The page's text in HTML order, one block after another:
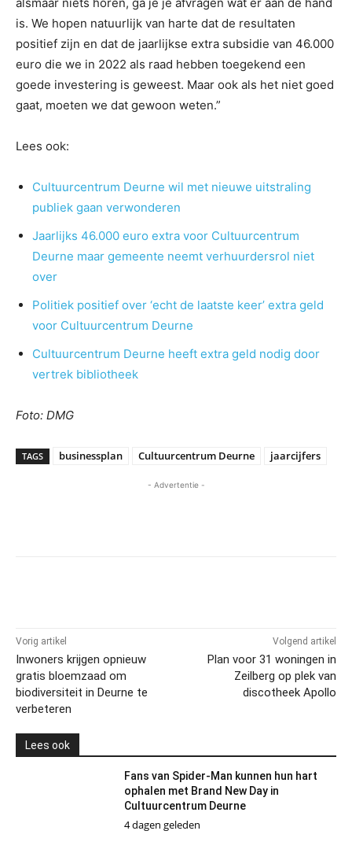
is. We hopen natuurlijk van harte dat de resultaten
positief zijn en dat de jaarlijkse extra subsidie van 46.000
euro die we in 2022 als raad hebben toegekend een
goede investering is geweest. Maar ook als het niet goed
gaat, moeten we dat gewoon weten.”
Lees ook:
Cultuurcentrum Deurne wil met nieuwe uitstraling
publiek gaan verwonderen
Jaarlijks 46.000 euro extra voor Cultuurcentrum
Deurne maar gemeente neemt verhuurdersrol niet
over
Politiek positief over ‘echt de laatste keer’ extra geld
voor Cultuurcentrum Deurne
Cultuurcentrum Deurne heeft extra geld nodig door
vertrek bibliotheek
Foto: DMG
TAGS businessplan Cultuurcentrum Deurne jaarcijfers
- Advertentie -
Vorig artikel
Inwoners krijgen opnieuw
gratis bloemzaad om
biodiversiteit in Deurne te
verbeteren
Volgend artikel
Plan voor 31 woningen in
Zeilberg op plek van
discotheek Apollo
Lees ook
Fans van Spider-Man kunnen hun hart
ophalen met Brand New Day in
Cultuurcentrum Deurne
4 dagen geleden